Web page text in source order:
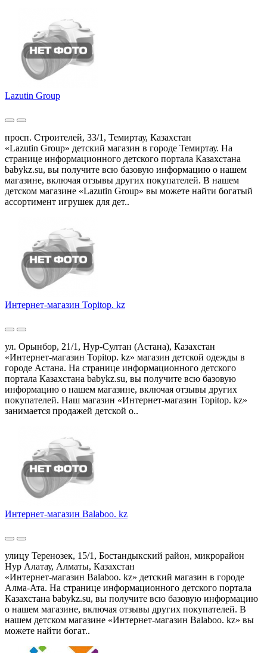
Lazutin Group
просп. Строителей, 33/1, Темиртау, Казахстан
«Lazutin Group» детский магазин в городе Темиртау. На
странице информационного детского портала Казахстана
babykz.su, вы получите всю базовую информацию о нашем
магазине, включая отзывы других покупателей. В нашем
детском магазине «Lazutin Group» вы можете найти богатый
ассортимент игрушек для дет..
Интернет-магазин Topitop. kz
ул. Орынбор, 21/1, Нур-Султан (Астана), Казахстан
«Интернет-магазин Topitop. kz» магазин детской одежды в
городе Астана. На странице информационного детского
портала Казахстана babykz.su, вы получите всю базовую
информацию о нашем магазине, включая отзывы других
покупателей. Наш магазин «Интернет-магазин Topitop. kz»
занимается продажей детской о..
Интернет-магазин Balaboo. kz
улицу Теренозек, 15/1, Бостандыкский район, микрорайон
Нур Алатау, Алматы, Казахстан
«Интернет-магазин Balaboo. kz» детский магазин в городе
Алма-Ата. На странице информационного детского портала
Казахстана babykz.su, вы получите всю базовую информацию
о нашем магазине, включая отзывы других покупателей. В
нашем детском магазине «Интернет-магазин Balaboo. kz» вы
можете найти богат..